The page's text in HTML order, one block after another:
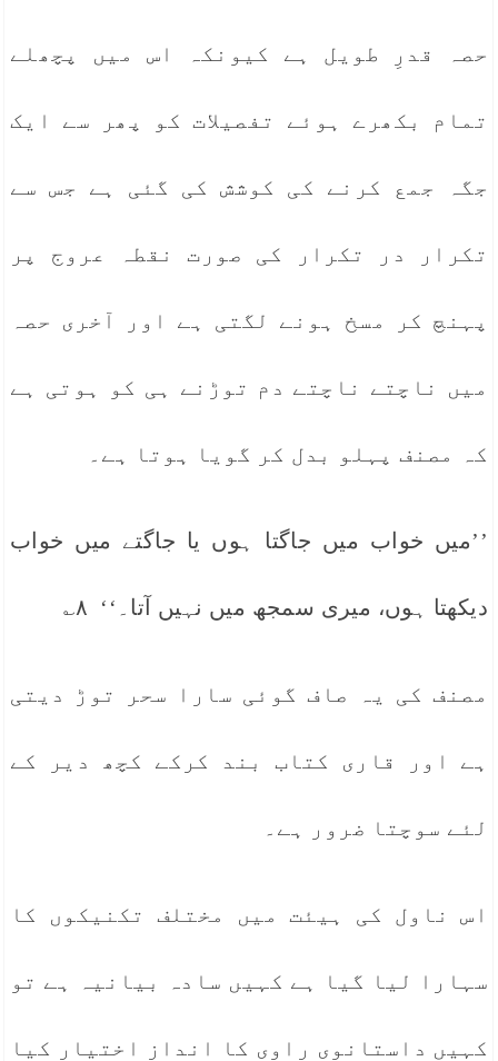
حصہ قدرِ طویل ہے کیونکہ اس میں پچھلے
تمام بکھرے ہوئے تفصیلات کو پھر سے ایک
جگہ جمع کرنے کی کوشش کی گئی ہے جس سے
تکرار در تکرار کی صورت نقطہ عروج پر
پہنچ کر مسخ ہونے لگتی ہے اور آخری حصہ
میں ناچتے ناچتے دم توڑنے ہی کو ہوتی ہے
کہ مصنف پہلو بدل کر گویا ہوتا ہے۔
’’میں خواب میں جاگتا ہوں یا جاگتے میں خواب
دیکھتا ہوں، میری سمجھ میں نہیں آتا۔‘‘ ۸؎
مصنف کی یہ صاف گوئی سارا سحر توڑ دیتی
ہے اور قاری کتاب بند کرکے کچھ دیر کے
لئے سوچتا ضرور ہے۔
اس ناول کی ہیئت میں مختلف تکنیکوں کا
سہارا لیا گیا ہے کہیں سادہ بیانیہ ہے تو
کہیں داستانوی راوی کا انداز اختیار کیا